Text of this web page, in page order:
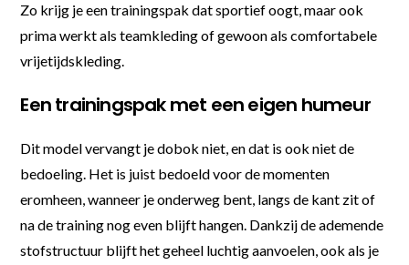
Zo krijg je een trainingspak dat sportief oogt, maar ook
prima werkt als teamkleding of gewoon als comfortabele
vrijetijdskleding.
Een trainingspak met een eigen humeur
Dit model vervangt je dobok niet, en dat is ook niet de
bedoeling. Het is juist bedoeld voor de momenten
eromheen, wanneer je onderweg bent, langs de kant zit of
na de training nog even blijft hangen. Dankzij de ademende
stofstructuur blijft het geheel luchtig aanvoelen, ook als je